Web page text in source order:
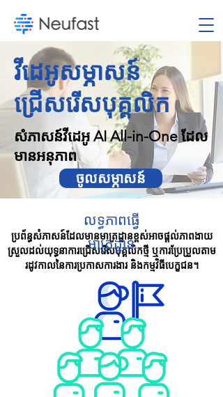
វីដេអូសម្ភាសន៍
ជ្រើសរើសបុគ្គលិក
សំភាសន៍វីដេអូ AI All-in-One ដែល
មានអនុភាព
ចូលសម្ភាសន៍
ប្រព័ន្ធសំភាសន៍ដែលមានមាត្រដ្ឋានខ្ពស់អាចផ្តល់ភាពងាយ
ស្រួលដល់យុទ្ធនាការជ្រើសរើសបុគ្គលិកថ្មី ឬការប្រែប្រួលតាម
រដូវកាលនៃការប្រកាសការងារ និងកម្មវិធីបេក្ខជន។
លទ្ធភាពធ្វើ
មាត្រដ្ឋាន